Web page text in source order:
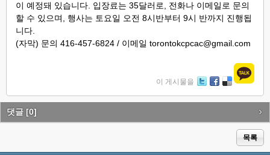
이 예정돼 있습니다. 입장료는 35달러로, 전화나 이메일로 문의
할 수 있으며, 행사는 토요일 오전 8시반부터 9시 반까지 진행됩
니다.
(자막) 문의 416-457-6824 / 이메일 torontokcpcac@gmail.com
이 게시물을
itte ce lici
댓글 [0]
목록